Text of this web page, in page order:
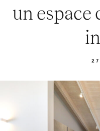
un espace